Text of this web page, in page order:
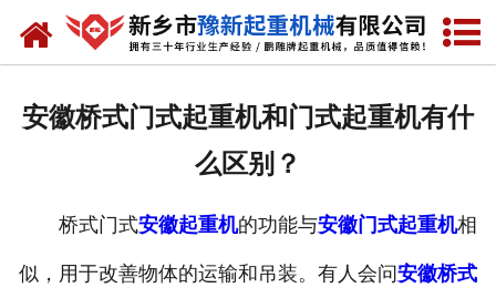
网站首页
安徽桥式门式起重机和门式起重机有什
么区别？
桥式门式安徽起重机的功能与安徽门式起重机相
似，用于改善物体的运输和吊装。有人会问安徽桥式